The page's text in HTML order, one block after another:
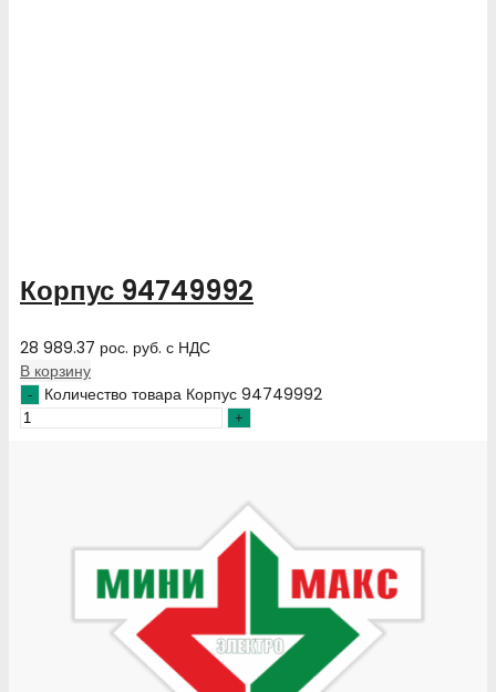
Корпус 94749992
28 989.37 рос. руб. с НДС
В корзину
Количество товара Корпус 94749992